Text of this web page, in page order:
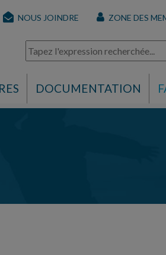
NOUS JOINDRE ZONE DES
DOCUMENTATION